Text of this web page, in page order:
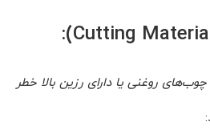
روغنی یا دارای رزین بالا خطر